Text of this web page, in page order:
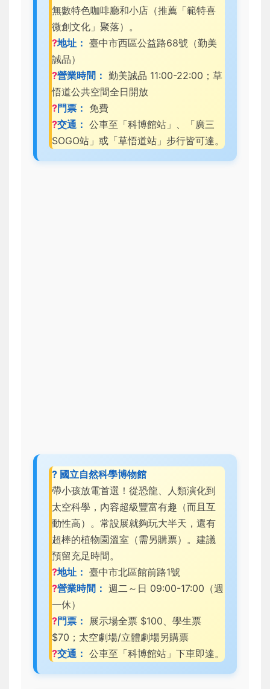
無數特色咖啡廳和小店（推薦「範特喜
微創文化」聚落）。
?地址： 臺中市西區公益路68號（勤美
誠品）
?營業時間： 勤美誠品 11:00-22:00；草
悟道公共空間全日開放
?門票： 免費
?交通： 公車至「科博館站」、「廣三
SOGO站」或「草悟道站」步行皆可達。
? 國立自然科學博物館
帶小孩放電首選！從恐龍、人類演化到
太空科學，內容超級豐富有趣（而且互
動性高）。常設展就夠玩大半天，還有
超棒的植物園溫室（需另購票）。建議
預留充足時間。
?地址： 臺中市北區館前路1號
?營業時間： 週二～日 09:00-17:00（週
一休）
?門票：
展示場全票 $100、學生票
$70；太空劇場/立體劇場另購票
?交通： 公車至「科博館站」下車即達。